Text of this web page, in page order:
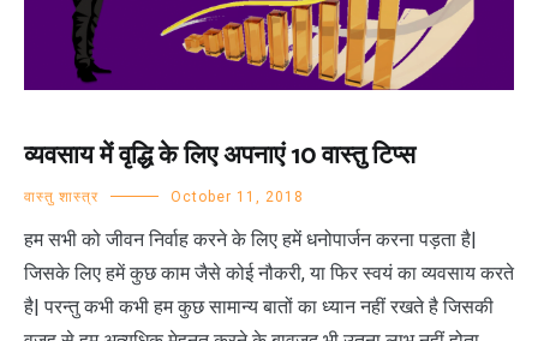
व्यवसाय में वृद्धि के लिए अपनाएं 10 वास्तु टिप्स
वास्तु शास्त्र October 11, 2018
हम सभी को जीवन निर्वाह करने के लिए हमें धनोपार्जन करना पड़ता है|
जिसके लिए हमें कुछ काम जैसे कोई नौकरी, या फिर स्वयं का व्यवसाय करते
है| परन्तु कभी कभी हम कुछ सामान्य बातों का ध्यान नहीं रखते है जिसकी